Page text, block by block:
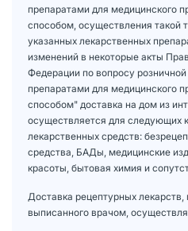
препаратами для медицинского
способом, осуществления такой
указанных лекарственных
изменений в некоторые акты
Федерации по вопросу
препаратами для медицинского
способом" доставка на дом из
осуществляется для следующих
лекарственных средств:
средства, БАДы, медицинские
красоты, бытовая химия и
Доставка рецептурных лекарств,
выписанного врачом,